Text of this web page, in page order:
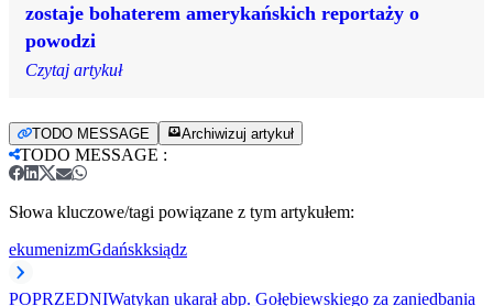
zostaje bohaterem amerykańskich reportaży o
powodzi
Czytaj artykuł
TODO MESSAGE Archiwizuj artykuł
TODO MESSAGE :
Słowa kluczowe/tagi powiązane z tym artykułem:
ekumenizmGdańskksiądz
POPRZEDNIWatykan ukarał abp. Gołębiewskiego za zaniedbania